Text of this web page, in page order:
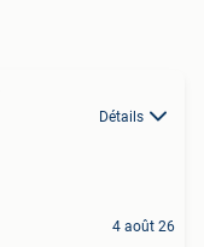
Détails
4 août 26